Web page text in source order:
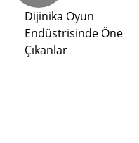
Dijinika Oyun
Endüstrisinde Öne
Çıkanlar